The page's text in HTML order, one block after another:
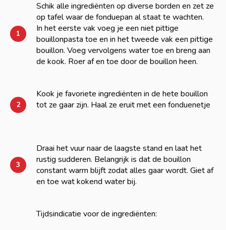
1
Schik alle ingrediënten op diverse borden en zet ze
op tafel waar de fonduepan al staat te wachten.
In het eerste vak voeg je een niet pittige
bouillonpasta toe en in het tweede vak een pittige
bouillon. Voeg vervolgens water toe en breng aan
de kook. Roer af en toe door de bouillon heen.
2
Kook je favoriete ingrediënten in de hete bouillon
tot ze gaar zijn. Haal ze eruit met een fonduenetje
3
Draai het vuur naar de laagste stand en laat het
rustig sudderen. Belangrijk is dat de bouillon
constant warm blijft zodat alles gaar wordt. Giet af
en toe wat kokend water bij.
Tijdsindicatie voor de ingrediënten: